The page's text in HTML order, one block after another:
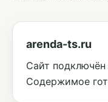
arenda-ts.ru
Сайт подключён
Содержимое